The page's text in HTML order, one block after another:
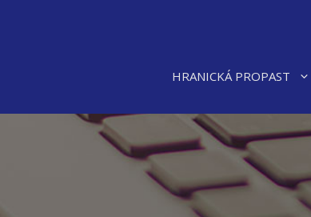
HRANICKÁ PROPAST